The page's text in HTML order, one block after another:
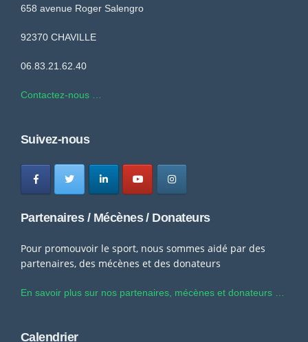
658 avenue Roger Salengro
92370 CHAVILLE
06.83.21.62.40
Contactez-nous …
Suivez-nous
Partenaires / Mécènes / Donateurs
Pour promouvoir le sport, nous sommes aidé par des
partenaires, des mécènes et des donateurs
En savoir plus sur nos partenaires, mécènes et donateurs …
Calendrier